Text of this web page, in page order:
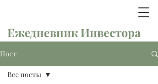
Ежедневник Инвестора
Пост
Все посты